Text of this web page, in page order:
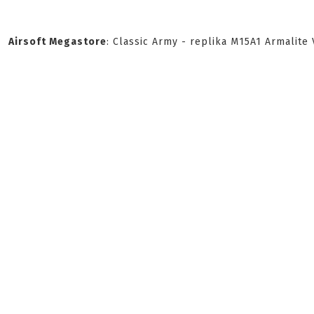
Airsoft Megastore: Classic Army - replika M15A1 Armalite